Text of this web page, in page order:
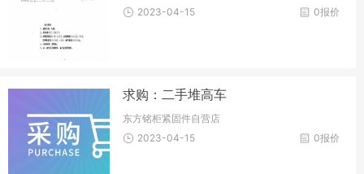
0报价
2023-04-15
求购：二手堆高车
东方铭柜紧固件自营店
0报价
2023-04-15